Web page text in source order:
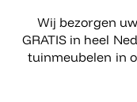
Wij bezorgen
GRATIS in heel
tuinmeubelen in